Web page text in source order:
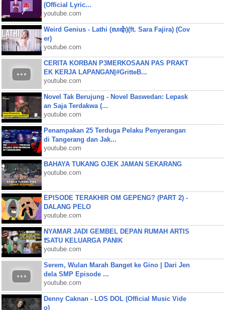
(Official Lyric...
youtube.com
Weird Genius - Lathi (ꦭꦛꦶ)(ft. Sara Fajira) (Cov
er)
youtube.com
CERITA KORBAN P3MERKOSAAN PAS PRAKT
EK KERJA LAPANGAN|#GritteB...
youtube.com
Novel Tak Berujung - Novel Baswedan: Lepask
an Saja Terdakwa (...
youtube.com
Penampakan 25 Terduga Pelaku Penyerangan
di Tangerang dan Jak...
youtube.com
BAHAYA TUKANG OJEK JAMAN SEKARANG
youtube.com
EPISODE TERAKHIR OM GEPENG? (PART 2) -
DALANG PELO
youtube.com
NYAMAR JADI GEMBEL DEPAN RUMAH ARTIS
❗SATU KELUARGA PANIK
youtube.com
Serem, Wulan Marah Banget ke Gino | Dari Jen
dela SMP Episode ...
youtube.com
Denny Caknan - LOS DOL (Official Music Vide
o)